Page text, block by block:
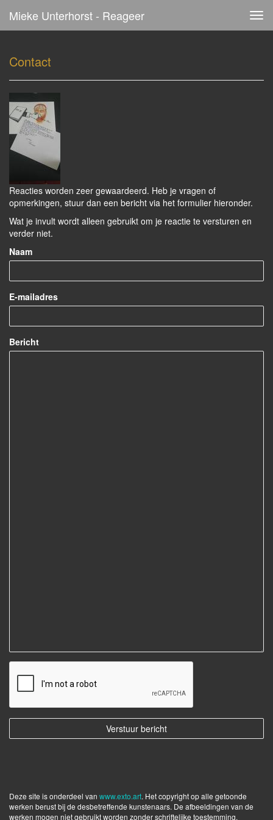
Mieke Unterhorst - Reageer
Contact
Reacties worden zeer gewaardeerd. Heb je vragen of
opmerkingen, stuur dan een bericht via het formulier hieronder.
Wat je invult wordt alleen gebruikt om je reactie te versturen en
verder niet.
Naam
E-mailadres
Bericht
Deze site is onderdeel van www.exto.art. Het copyright op alle getoonde
werken berust bij de desbetreffende kunstenaars. De afbeeldingen van de
werken mogen niet gebruikt worden zonder schriftelijke toestemming.